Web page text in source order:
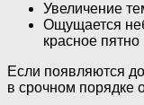
Увеличение
Ощущается
красное пятно
Если появляются
в срочном порядке